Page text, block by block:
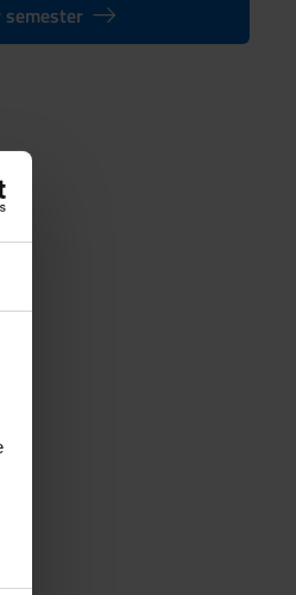
semester